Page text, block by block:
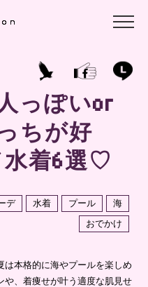
っぽいor
ちが好
水着6選♡
デ 水着 プール
海
おでかけ
本格的に海やプールを楽しめ
、着痩せが叶う適度な肌見せ